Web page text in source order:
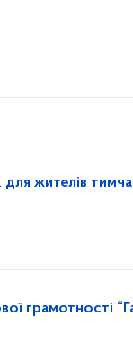
жителів
грамотності